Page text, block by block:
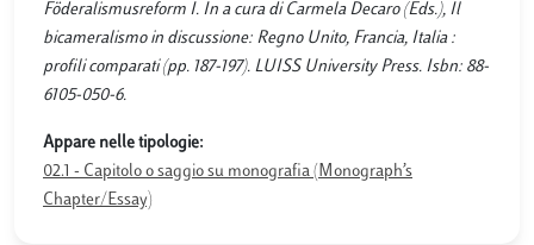
Föderalismusreform I. In a cura di Carmela Decaro (Eds.), Il
bicameralismo in discussione: Regno Unito, Francia, Italia :
profili comparati (pp. 187-197). LUISS University Press. Isbn: 88-
6105-050-6.
Appare nelle tipologie:
02.1 - Capitolo o saggio su monografia (Monograph’s
Chapter/Essay)